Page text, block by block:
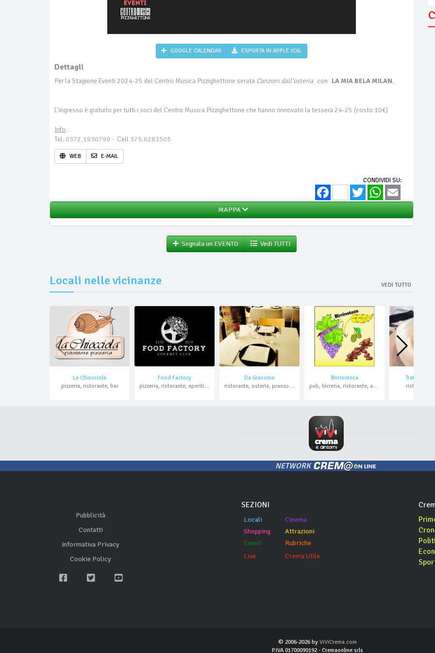
GOOGLE CALENDAR ESPORTA IN APPLE ICAL
Dettagli
Per la Stagione Eventi 2024-25 del Centro Musica Pizzighettone serata Canzoni dall'osteria con LA MIA BELA MILAN.
L’ingresso è gratuito per tutti i soci del Centro Musica Pizzighettone che hanno rinnovato la tessera 24-25 (costo 10€)
Info:
Tel. 0372.1930799 - Cell 375.6283505
WEB E-MAIL
CONDIVIDI SU:
FacebookTwitter WhatsApp
MAPPA
Segnala un EVENTO Vedi TUTTI
Locali nelle vicinanze VEDI TUTTO
La Chiocciola
pizzeria, ristorante, bar
Food Factory
pizzeria, ristorante, aperitivo, hamburger
Da Giacomo
ristorante, osteria, pranzo di lavoro
Birrinoteca
pub, birreria, ristorante, asporto
Trattoria del
ristorante,
NETWORK
Pubblicità
Contatti
Informativa Privacy
Cookie Policy
SEZIONI
Locali
Shopping
Eventi
Live
Cinema
Attrazioni
Rubriche
Crema Utile
© 2006-2026 by ViViCrema.com
P.IVA 01700090192 - Cremaonline srls